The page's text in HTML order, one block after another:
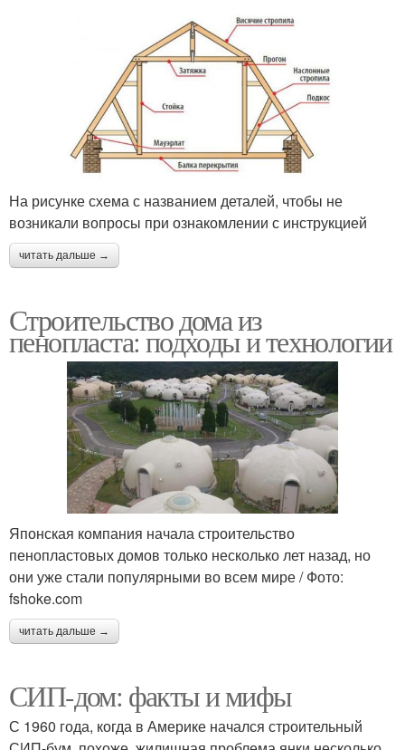
На рисунке схема с названием деталей, чтобы не
возникали вопросы при ознакомлении с инструкцией
читать дальше →
Строительство дома из
пенопласта: подходы и технологии
Японская компания начала строительство
пенопластовых домов только несколько лет назад, но
они уже стали популярными во всем мире / Фото:
fshoke.com
читать дальше →
СИП-дом: факты и мифы
С 1960 года, когда в Америке начался строительный